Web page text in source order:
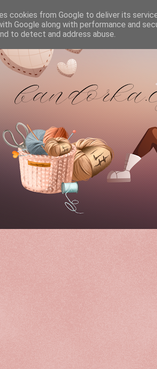
cookies from Google to deliver its
Google along with performance and
to detect and address abuse.